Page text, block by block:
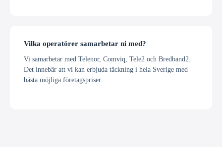
Vilka operatörer samarbetar ni med?
Vi samarbetar med Telenor, Comviq, Tele2 och Bredband2.
Det innebär att vi kan erbjuda täckning i hela Sverige med
bästa möjliga företagspriser.